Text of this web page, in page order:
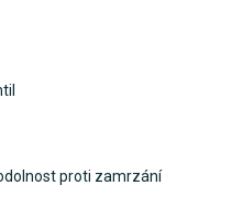
proti zamrzání